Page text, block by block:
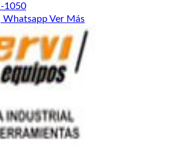
1050
WhatsappVer Más